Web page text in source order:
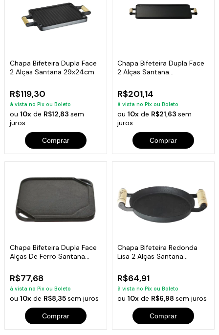
Chapa Bifeteira Dupla Face
2 Alças Santana 29x24cm
R$119,30
à vista no Pix ou Boleto
ou10x de R$12,83sem
juros
Comprar
Chapa Bifeteira Dupla Face
2 Alças Santana
R$201,14
à vista no Pix ou Boleto
ou 10xde R$21,63 sem
juros
Comprar
Chapa Bifeteira Dupla Face
Alças De Ferro Santana
R$77,68
à vista no Pix ou Boleto
ou10x de R$8,35sem juros
Comprar
Chapa Bifeteira Redonda
Lisa 2 Alças Santana
R$64,91
à vista no Pix ou Boleto
ou 10xde R$6,98 sem juros
Comprar